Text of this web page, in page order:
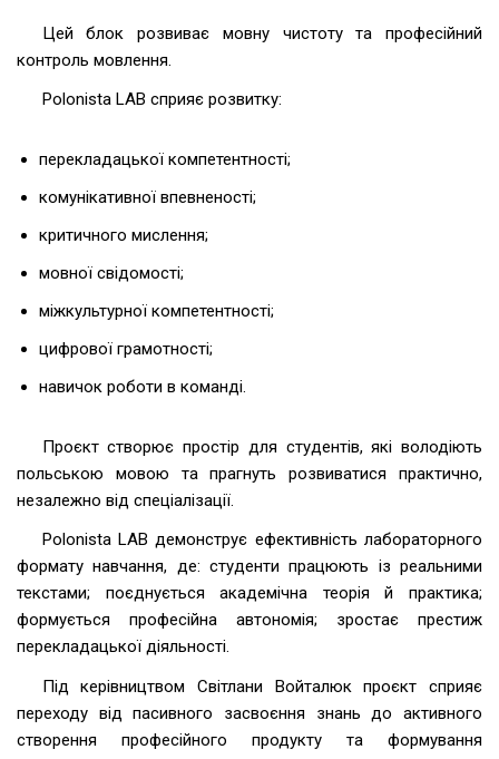
Цей блок розвиває мовну чистоту та професійний
контроль мовлення.
Polonista LAB сприяє розвитку:
перекладацької компетентності;
комунікативної впевненості;
критичного мислення;
мовної свідомості;
міжкультурної компетентності;
цифрової грамотності;
навичок роботи в команді.
Проєкт створює простір для студентів, які володіють
польською мовою та прагнуть розвиватися практично,
незалежно від спеціалізації.
Polonista LAB демонструє ефективність лабораторного
формату навчання, де: студенти працюють із реальними
текстами; поєднується академічна теорія й практика;
формується професійна автономія; зростає престиж
перекладацької діяльності.
Під керівництвом Світлани Войталюк проєкт сприяє
переходу від пасивного засвоєння знань до активного
створення професійного продукту та формування